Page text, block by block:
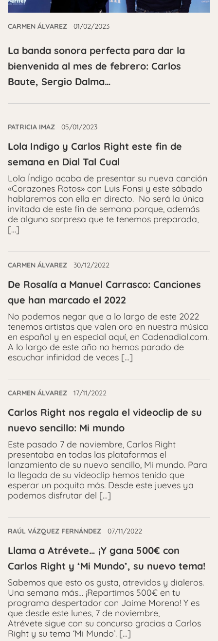
CARMEN ÁLVAREZ 01/02/2023
La banda sonora perfecta para dar la
bienvenida al mes de febrero: Carlos
Baute, Sergio Dalma…
PATRICIA IMAZ 05/01/2023
Lola Indigo y Carlos Right este fin de
semana en Dial Tal Cual
Lola Índigo acaba de presentar su nueva canción
«Corazones Rotos» con Luis Fonsi y este sábado
hablaremos con ella en directo. No será la única
invitada de este fin de semana porque, además
de alguna sorpresa que te tenemos preparada,
[…]
CARMEN ÁLVAREZ 30/12/2022
De Rosalía a Manuel Carrasco: Canciones
que han marcado el 2022
No podemos negar que a lo largo de este 2022
tenemos artistas que valen oro en nuestra música
en español y en especial aquí, en Cadenadial.com.
A lo largo de este año no hemos parado de
escuchar infinidad de veces […]
CARMEN ÁLVAREZ 17/11/2022
Carlos Right nos regala el videoclip de su
nuevo sencillo: Mi mundo
Este pasado 7 de noviembre, Carlos Right
presentaba en todas las plataformas el
lanzamiento de su nuevo sencillo, Mi mundo. Para
la llegada de su videoclip hemos tenido que
esperar un poquito más. Desde este jueves ya
podemos disfrutar del […]
RAÚL VÁZQUEZ FERNÁNDEZ 07/11/2022
Llama a Atrévete… ¡Y gana 500€ con
Carlos Right y ‘Mi Mundo’, su nuevo tema!
Sabemos que esto os gusta, atrevidos y dialeros.
Una semana más… ¡Repartimos 500€ en tu
programa despertador con Jaime Moreno! Y es
que desde este lunes, 7 de noviembre,
Atrévete sigue con su concurso gracias a Carlos
Right y su tema ‘Mi Mundo’. […]